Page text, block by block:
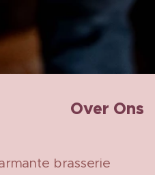
Over Ons
brasserie